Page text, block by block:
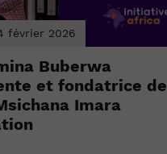
février 2026
Buberwa
et fondatrice de
Imara